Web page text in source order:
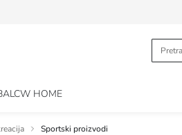
LCW HOME
Sportski proizvodi